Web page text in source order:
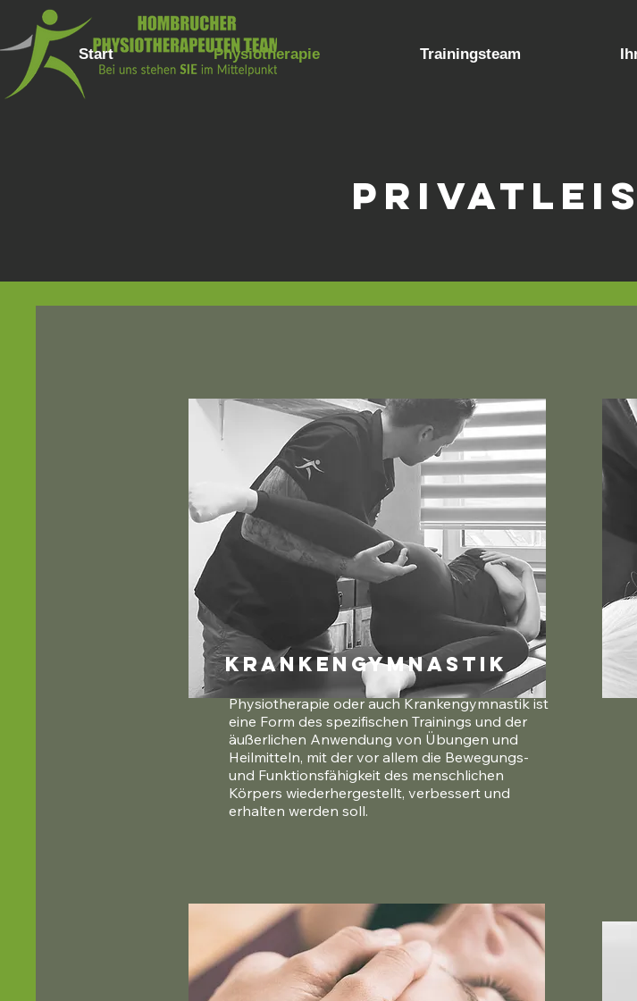
Start Physiotherapie Trainingsteam
Krankengymnastik
Physiotherapie oder auch Krankengymnastik ist
eine Form des spezifischen Trainings und der
äußerlichen Anwendung von Übungen und
Heilmitteln, mit der vor allem die Bewegungs-
und Funktionsfähigkeit des menschlichen
Körpers wiederhergestellt, verbessert und
erhalten werden soll.